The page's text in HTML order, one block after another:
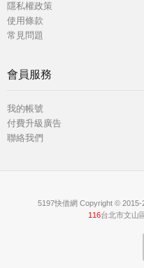
隱私權政策
使用條款
常見問題
會員服務
我的帳號
付費升級廣告
聯絡我們
5197快借網 Copyright ©
116台北市文山